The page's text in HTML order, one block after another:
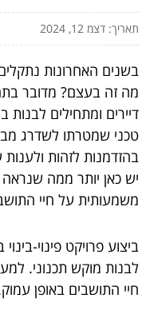
תאריך: דצמ 12, 2024
בשנים האחרונות נתקלים
מה זה בעצם? מדובר
דיירים ומתחילים
טכני שמטרתו לשדרג
בהזדמנות לזהות
יש כאן יותר ממה
משמעותית על חיי
ביצוע פרויקט פינוי-
לבנות מוקש תכנוני.
חיי התושבים באופן